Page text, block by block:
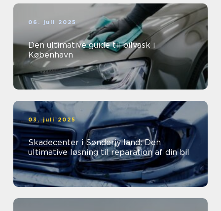
06. juli 2025
Den ultimative guide til bilvask i
København
03. juli 2025
Skadecenter i Sønderjylland: Den
ultimative løsning til reparation af din bil